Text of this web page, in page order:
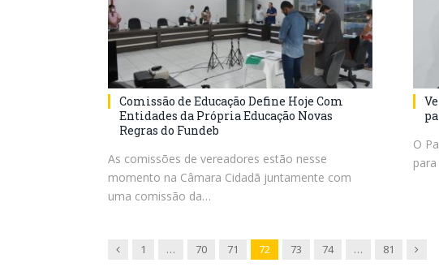
Comissão de Educação Define Hoje Com
Entidades da Própria Educação Novas
Regras do Fundeb
As comissões de vereadores estão nesse
momento na Câmara Cidadã juntamente com
uma comissão da…
O
Previous
1 … 70 71 72 73 74 … 81 Next